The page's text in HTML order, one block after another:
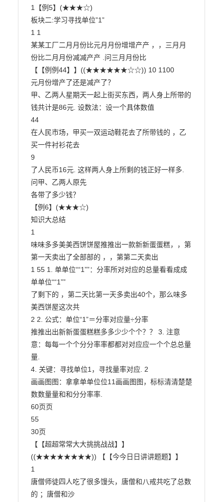
1【例5】(★★★☆)
板块二:学习寻找单位”1”
1 1
某某工厂二月月份比元月月份增增产产 ，，三月月
份比二月月份减减产产 .问三月月份比
【【例例44】】((★★★★★★☆☆)) 10 1100
元月份增产了还是减产了？
甲、乙两人星期天一起上街买东西，两人身上所带的
钱共计是86元. 设数法：设一个具体数值
44
在人民市场，甲买一双运动鞋花去了所带钱的 ，乙
买一件衬衫花去
9
了人民币16元. 这样两人身上所剩的钱正好一样多.
问甲、乙两人原先
各带了多少钱？
【例6】(★★★☆)
知识大总结
1
味味多多美美西饼饼屋推推出一款新新蛋蛋糕，，第
第一天卖出了全部部的 ，，第第二天卖出
1 55 1. 单单位““1””：分率所对对应的总量看看成成
单单位““1””
了剩下的 ，第二天比第一天多卖出40个，那么味多
美西饼屋这次共
2 2. 公式：单位“1”＝分率对应量÷分率
推推出出新新蛋蛋糕糕多多少少个个？？ 3. 注意
意：每每一个个分分率率都都对对应应一个个总总量
量.
4. 关键：寻找单位1，寻找量率对应. 2
画画图图：拿拿单单位位11画画图图，标标清清楚楚
数数量量和和分分率率.
60页页
55
30页
【【超超常常大大挑挑战战】】
((★★★★★★★★)) 【【今今日日讲讲题题】】
1
唐僧师徒四人吃了很多馒头，唐僧和八戒共吃了总数
的 ；唐僧和沙